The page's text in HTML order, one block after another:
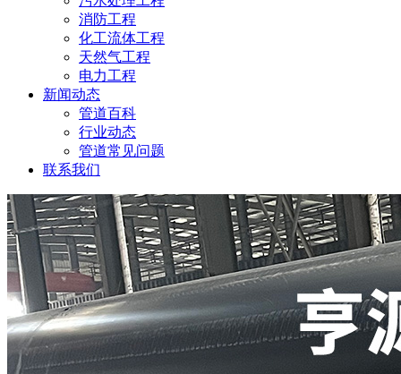
消防工程
化工流体工程
天然气工程
电力工程
新闻动态
管道百科
行业动态
管道常见问题
联系我们